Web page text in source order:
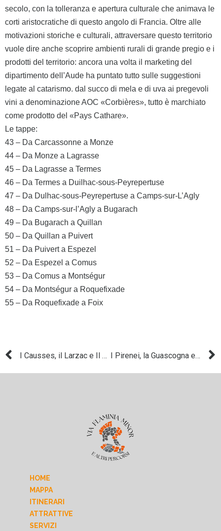
secolo, con la tolleranza e apertura culturale che animava le
corti aristocratiche di questo angolo di Francia. Oltre alle
motivazioni storiche e culturali, attraversare questo territorio
vuole dire anche scoprire ambienti rurali di grande pregio e i
prodotti del territorio: ancora una volta il marketing del
dipartimento dell’Aude ha puntato tutto sulle suggestioni
legate al catarismo. dal succo di mela e di uva ai pregevoli
vini a denominazione AOC «Corbières», tutto è marchiato
come prodotto del «Pays Cathare».
Le tappe:
43 – Da Carcassonne a Monze
44 – Da Monze a Lagrasse
45 – Da Lagrasse a Termes
46 – Da Termes a Duilhac-sous-Peyrepertuse
47 – Da Dulhac-sous-Peyrepertuse a Camps-sur-L’Agly
48 – Da Camps-sur-l’Agly a Bugarach
49 – Da Bugarach a Quillan
50 – Da Quillan a Puivert
51 – Da Puivert a Espezel
52 – Da Espezel a Comus
53 – Da Comus a Montségur
54 – Da Montségur a Roquefixade
55 – Da Roquefixade a Foix
I Causses, il Larzac e Il Minervois I Pirenei, la Guascogna e la Val d’Aran
HOME
MAPPA
ITINERARI
ATTRATTIVE
SERVIZI